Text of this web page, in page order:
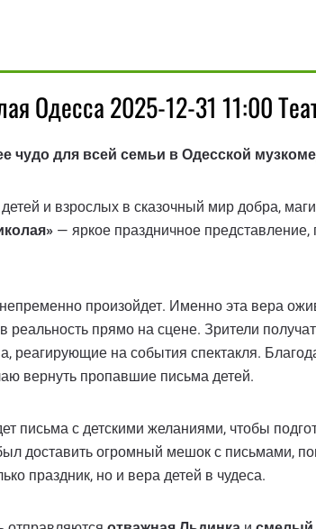
Одесса 2025-12-31 11:00
чудо для всей семьи в Одесской
и взрослых в сказочный мир добра,
— яркое праздничное представление,
произойдет. Именно эта вера
прямо на сцене. Зрители
реагирующие на события спектакля.
вернуть пропавшие письма детей.
письма с детскими желаниями, чтобы
доставить огромный мешок с письмами,
праздник, но и вера детей в чудеса.